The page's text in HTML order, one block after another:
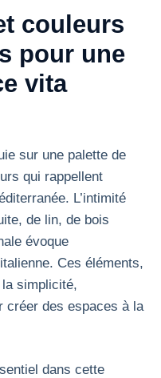
couleurs
pour une
vita
sur une palette de
qui rappellent
L’intimité
de lin, de bois
évoque
Ces éléments,
simplicité,
créer des espaces à la
dans cette